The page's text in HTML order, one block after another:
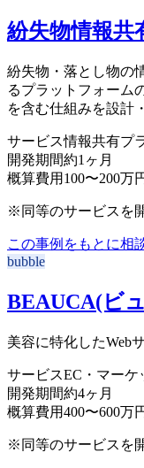
紛失物情報共
紛失物・落とし物の
るプラットフォーム
を含む仕組みを設計
サービス情報共有プ
開発期間約1ヶ月
概算費用 100〜200万
※同等のサービスを
この事例をもとに相
bubble
BEAUCA(ビ
美容に特化したWeb
サービスEC・マーケ
開発期間約4ヶ月
概算費用400〜600万
※同等のサービスを